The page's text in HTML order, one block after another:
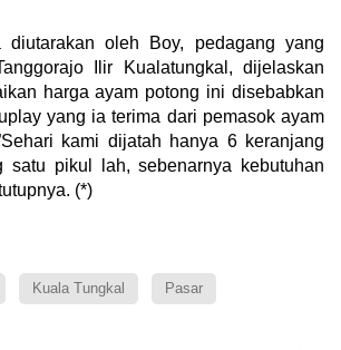
diutarakan oleh Boy, pedagang yang
Ilir Kualatungkal, dijelaskan
harga ayam potong ini disebabkan
yang ia terima dari pemasok ayam
kami dijatah hanya 6 keranjang
satu pikul lah, sebenarnya kebutuhan
(*)
Kuala Tungkal Pasar